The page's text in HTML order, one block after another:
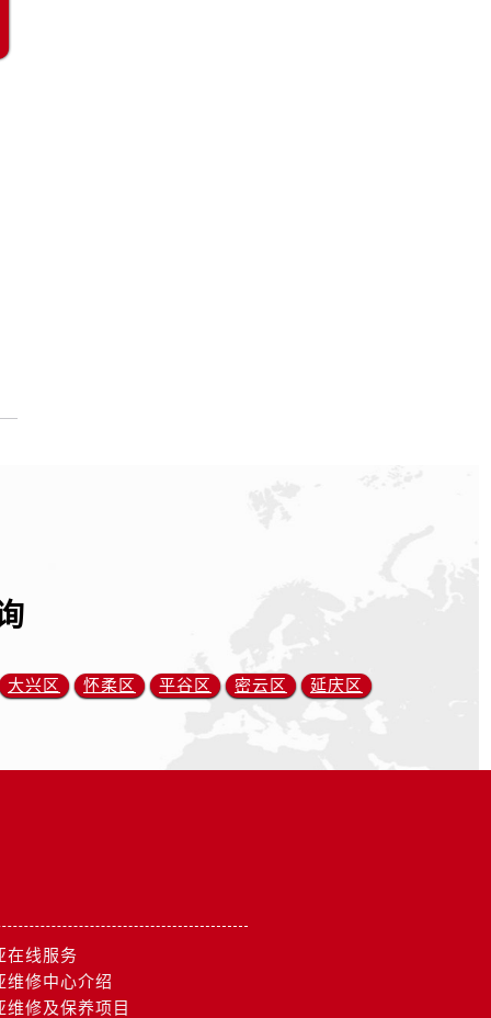
大兴区 怀柔区 平谷区 密云区 延庆区
在线服务
维修中心介绍
维修及保养项目